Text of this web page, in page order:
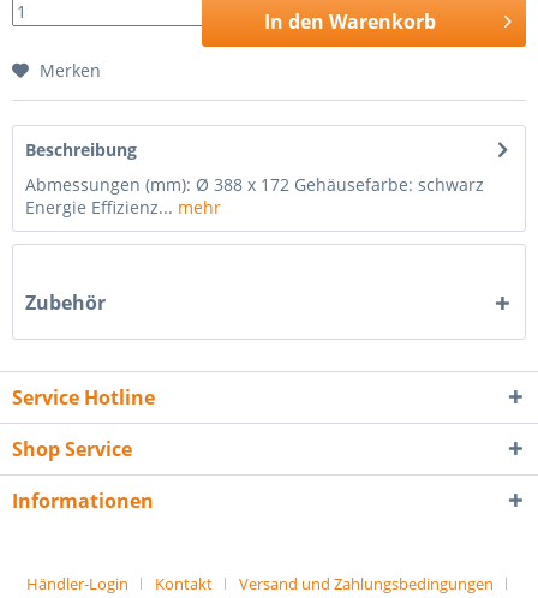
In den Warenkorb
Merken
Beschreibung
Abmessungen (mm): Ø 388 x 172 Gehäusefarbe: schwarz
Energie Effizienz... mehr
Zubehör
Service Hotline
Shop Service
Informationen
Händler-Login Kontakt Versand und Zahlungsbedingungen